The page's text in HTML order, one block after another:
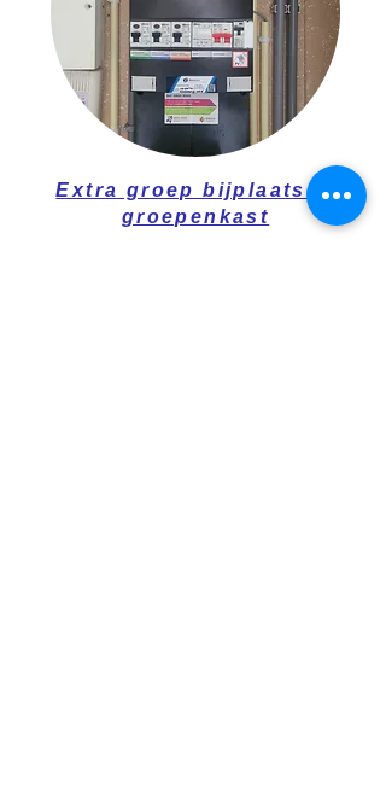
Extra groep bijplaatsen
groepenkast